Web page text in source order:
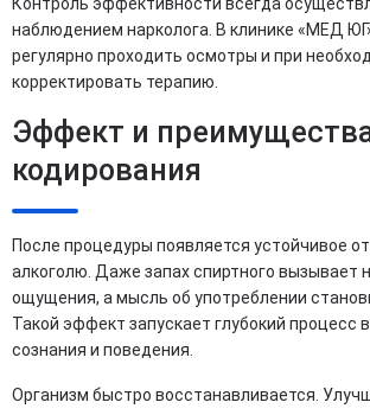
наблюдением нарколога. В клинике «МЕД
регулярно проходить осмотры и при
корректировать терапию.
Эффект и
кодирования
После процедуры появляется устойчивое
алкоголю. Даже запах спиртного вызывает
ощущения, а мысль об употреблении
Такой эффект запускает глубокий процесс
сознания и поведения.
Организм быстро восстанавливается.